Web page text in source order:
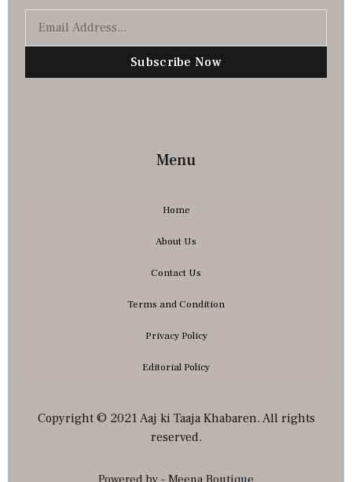
Subscribe Now
Menu
Home
About Us
Contact Us
Terms and Condition
Privacy Policy
Editorial Policy
Copyright © 2021 Aaj ki Taaja Khabaren. All rights
reserved.